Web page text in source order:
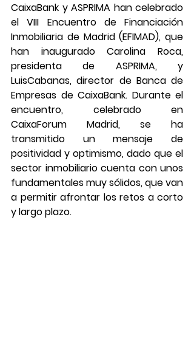
CaixaBank y ASPRIMA han celebrado
el VIII Encuentro de Financiación
Inmobiliaria de Madrid (EFIMAD), que
han inaugurado Carolina Roca,
presidenta de ASPRIMA, y
LuisCabanas, director de Banca de
Empresas de CaixaBank. Durante el
encuentro, celebrado en
CaixaForum Madrid, se ha
transmitido un mensaje de
positividad y optimismo, dado que el
sector inmobiliario cuenta con unos
fundamentales muy sólidos, que van
a permitir afrontar los retos a corto
y largo plazo.